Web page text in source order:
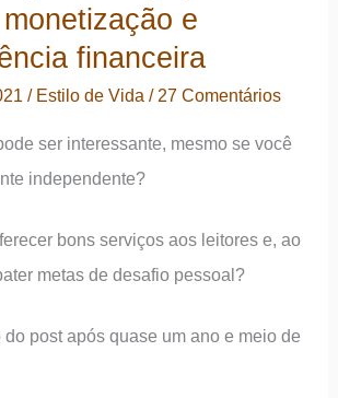
e
financeira
/ Estilo de Vida / 27 Comentários
ser interessante, mesmo se você
independente?
bons serviços aos leitores e, ao
metas de desafio pessoal?
post após quase um ano e meio de